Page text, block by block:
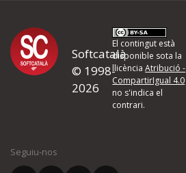
Proposeu-
d'errors
Si heu trobat un error o voleu
quina és la millora que proposeu o
Softcatalà
© 1998-
2026
El contingut està
disponible sota la
llicènciaAtribució -
CompartirIgual 4.0
no s'indica el
contrari.
Seguiu-nos